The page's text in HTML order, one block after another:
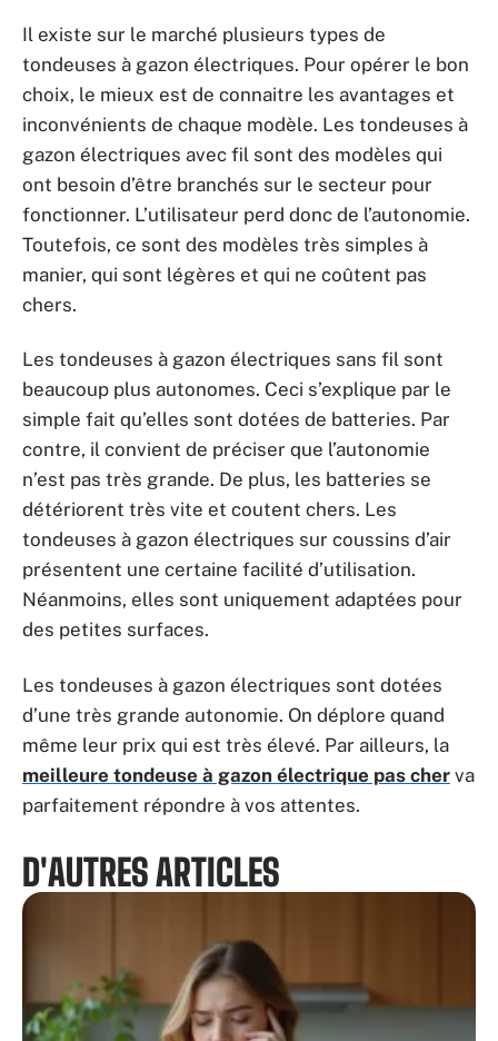
Il existe sur le marché plusieurs types de
tondeuses à gazon électriques. Pour opérer le bon
choix, le mieux est de connaitre les avantages et
inconvénients de chaque modèle. Les tondeuses à
gazon électriques avec fil sont des modèles qui
ont besoin d’être branchés sur le secteur pour
fonctionner. L’utilisateur perd donc de l’autonomie.
Toutefois, ce sont des modèles très simples à
manier, qui sont légères et qui ne coûtent pas
chers.
Les tondeuses à gazon électriques sans fil sont
beaucoup plus autonomes. Ceci s’explique par le
simple fait qu’elles sont dotées de batteries. Par
contre, il convient de préciser que l’autonomie
n’est pas très grande. De plus, les batteries se
détériorent très vite et coutent chers. Les
tondeuses à gazon électriques sur coussins d’air
présentent une certaine facilité d’utilisation.
Néanmoins, elles sont uniquement adaptées pour
des petites surfaces.
Les tondeuses à gazon électriques sont dotées
d’une très grande autonomie. On déplore quand
même leur prix qui est très élevé. Par ailleurs, la
meilleure tondeuse à gazon électrique pas cher va
parfaitement répondre à vos attentes.
D'AUTRES ARTICLES